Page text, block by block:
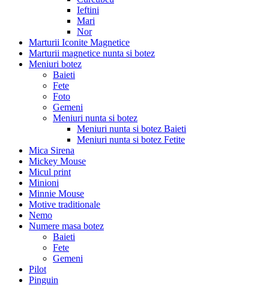
Ieftini
Mari
Nor
Marturii Iconite Magnetice
Marturii magnetice nunta si botez
Meniuri botez
Baieti
Fete
Foto
Gemeni
Meniuri nunta si botez
Meniuri nunta si botez Baieti
Meniuri nunta si botez Fetite
Mica Sirena
Mickey Mouse
Micul print
Minioni
Minnie Mouse
Motive traditionale
Nemo
Numere masa botez
Baieti
Fete
Gemeni
Pilot
Pinguin